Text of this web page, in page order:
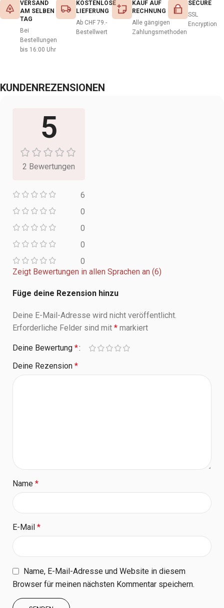
VERSAND
AM SELBEN
TAG
Bei
Bestellungen
bis 16:00 Uhr
KOSTENLOSE
LIEFERUNG
Ab CHF 79.-
Bestellwert
KAUF AUF
RECHNUNG
Alle gängigen
Zahlungsmethoden
SECURE
SSL
Encryption
KUNDENREZENSIONEN
5
2 Bewertungen
6
0
0
0
0
Zeigt Bewertungen in allen Sprachen an (6)
Füge deine Rezension hinzu
Deine E-Mail-Adresse wird nicht veröffentlicht.
Erforderliche Felder sind mit * markiert
Deine Bewertung *
Deine Rezension *
Name *
E-Mail *
Name, E-Mail-Adresse und Website in diesem
Browser für meinen nächsten Kommentar speichern.